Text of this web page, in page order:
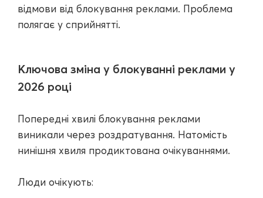
відмови від блокування реклами. Проблема
полягає у сприйнятті.
Ключова зміна у блокуванні реклами у
2026 році
Попередні хвилі блокування реклами
виникали через роздратування. Натомість
нинішня хвиля продиктована очікуваннями.
Люди очікують: